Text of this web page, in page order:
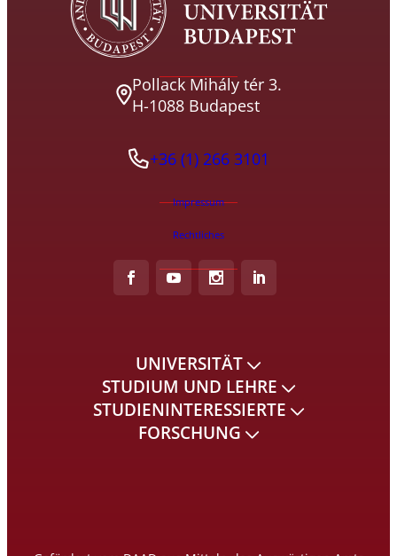
Pollack Mihály tér 3.
H-1088 Budapest
+36 (1) 266 3101
Impressum
Rechtliches
UNIVERSITÄT
STUDIUM UND LEHRE
STUDIENINTERESSIERTE
FORSCHUNG